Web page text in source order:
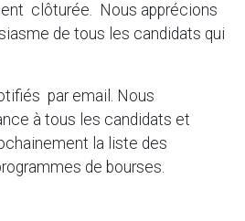
clôturée. Nous apprécions
de tous les candidats qui
par email. Nous
à tous les candidats et
la liste des
de bourses.